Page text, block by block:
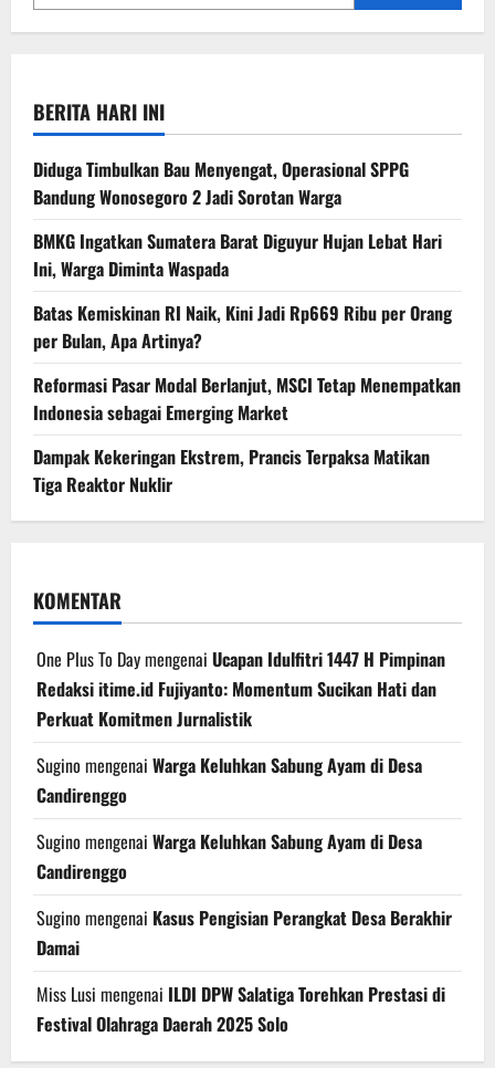
BERITA HARI INI
Diduga Timbulkan Bau Menyengat, Operasional SPPG
Bandung Wonosegoro 2 Jadi Sorotan Warga
BMKG Ingatkan Sumatera Barat Diguyur Hujan Lebat Hari
Ini, Warga Diminta Waspada
Batas Kemiskinan RI Naik, Kini Jadi Rp669 Ribu per Orang
per Bulan, Apa Artinya?
Reformasi Pasar Modal Berlanjut, MSCI Tetap Menempatkan
Indonesia sebagai Emerging Market
Dampak Kekeringan Ekstrem, Prancis Terpaksa Matikan
Tiga Reaktor Nuklir
KOMENTAR
One Plus To Daymengenai Ucapan Idulfitri 1447 H Pimpinan
Redaksi itime.id Fujiyanto: Momentum Sucikan Hati dan
Perkuat Komitmen Jurnalistik
Sugino mengenai Warga Keluhkan Sabung Ayam di Desa
Candirenggo
Sugino mengenai Warga Keluhkan Sabung Ayam di Desa
Candirenggo
Sugino mengenai Kasus Pengisian Perangkat Desa Berakhir
Damai
Miss Lusi mengenai ILDI DPW Salatiga Torehkan Prestasi di
Festival Olahraga Daerah 2025 Solo